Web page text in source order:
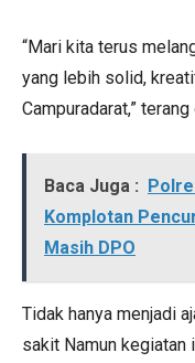
“Mari kita terus
yang lebih solid,
Campuradarat,”
Baca Juga :
Komplotan
Masih DPO
Tidak hanya menjadi
sakit Namun kegiatan